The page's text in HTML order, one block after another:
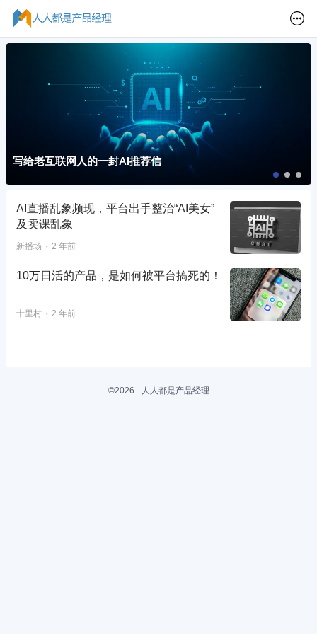
写给老互联网人的一封AI推荐信
AI直播乱象频现，平台出手整治“AI美女”
及卖课乱象
新播场 2 年前
10万日活的产品，是如何被平台搞死的！
十里村 2 年前
©2026 - 人人都是产品经理